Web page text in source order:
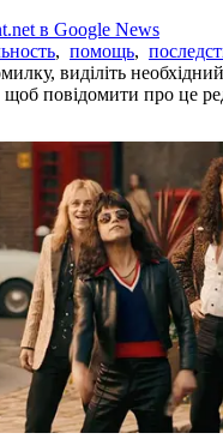
в Google News
, помощь,
виділіть необхідний
щоб повідомити про це